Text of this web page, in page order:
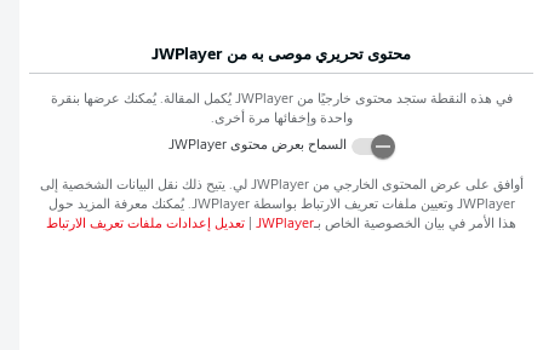
محتوى تحريري موصى به من JWPlayer
في هذه النقطة ستجد محتوى خارجيًا منJWPlayer يُكمل المقالة. يُمكنك عرضها بنقرة
واحدة وإخفائها مرة أخرى.
السماح بعرض محتوىJWPlayer
أوافق على عرض المحتوى الخارجي منJWPlayer لي. يتيح ذلك نقل البيانات الشخصية إلى
JWPlayer وتعيين ملفات تعريف الارتباط بواسطةJWPlayer. يُمكنك معرفة المزيد حول
هذا الأمر في بيان الخصوصية الخاص بـJWPlayer تعديل إعدادات ملفات تعريف الارتباط